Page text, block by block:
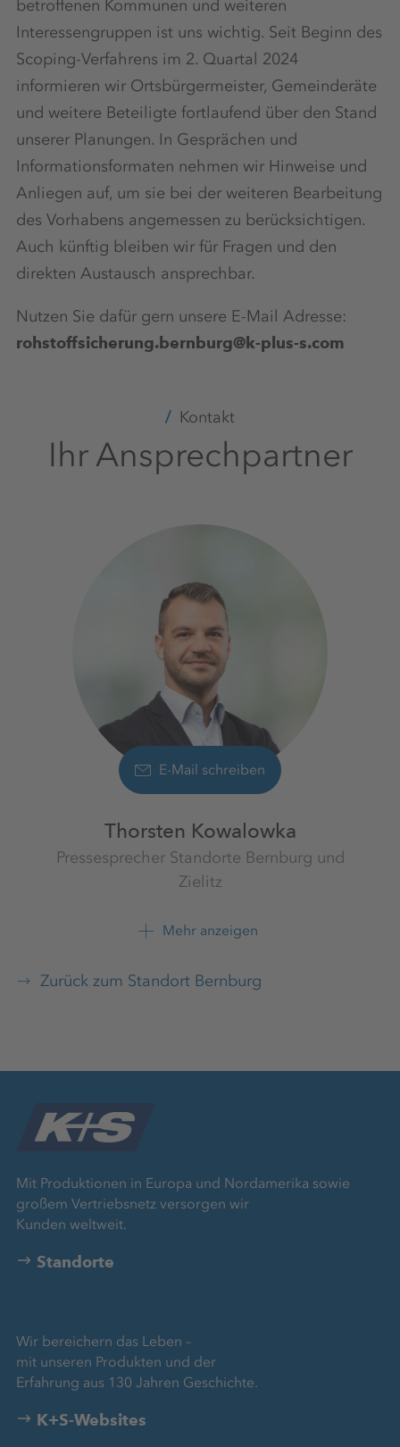
betroffenen Kommunen und weiteren
Interessengruppen ist uns wichtig. Seit Beginn des
Scoping-Verfahrens im 2. Quartal 2024
informieren wir Ortsbürgermeister, Gemeinderäte
und weitere Beteiligte fortlaufend über den Stand
unserer Planungen. In Gesprächen und
Informationsformaten nehmen wir Hinweise und
Anliegen auf, um sie bei der weiteren Bearbeitung
des Vorhabens angemessen zu berücksichtigen.
Auch künftig bleiben wir für Fragen und den
direkten Austausch ansprechbar.
Nutzen Sie dafür gern unsere E-Mail Adresse:
rohstoffsicherung.bernburg@k-plus-s.com
Kontakt
Ihr Ansprechpartner
E-Mail schreiben
Thorsten Kowalowka
Pressesprecher Standorte Bernburg und
Zielitz
Werk Zielitz K+S Aktiengesellschaft
Mehr anzeigen
Zurück zum Standort Bernburg
Mit Produktionen in Europa und Nordamerika sowie
großem Vertriebsnetz versorgen wir
Kunden weltweit.
Standorte
Wir bereichern das Leben –
mit unseren Produkten und der
Erfahrung aus 130 Jahren Geschichte.
K+S-Websites